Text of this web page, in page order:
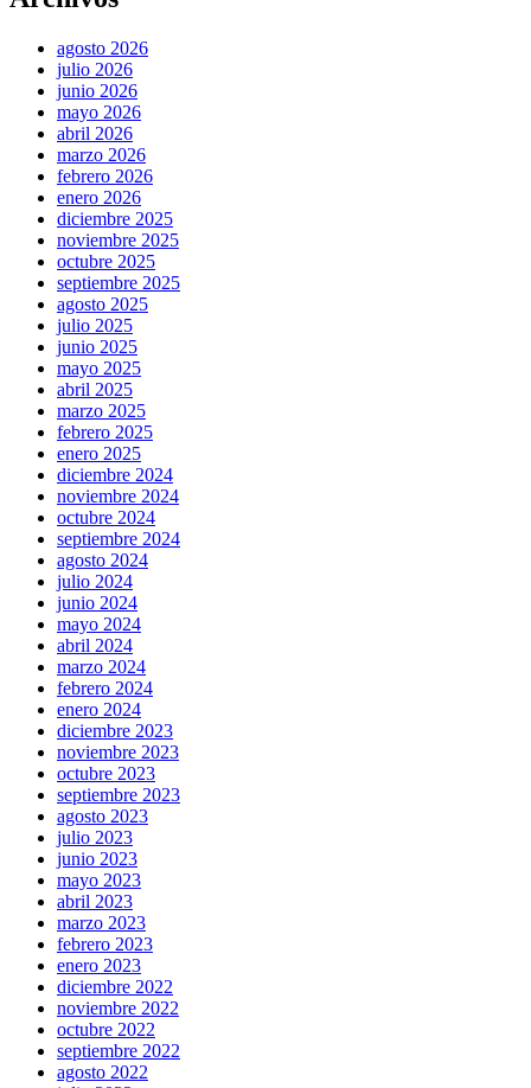
agosto 2026
julio 2026
junio 2026
mayo 2026
abril 2026
marzo 2026
febrero 2026
enero 2026
diciembre 2025
noviembre 2025
octubre 2025
septiembre 2025
agosto 2025
julio 2025
junio 2025
mayo 2025
abril 2025
marzo 2025
febrero 2025
enero 2025
diciembre 2024
noviembre 2024
octubre 2024
septiembre 2024
agosto 2024
julio 2024
junio 2024
mayo 2024
abril 2024
marzo 2024
febrero 2024
enero 2024
diciembre 2023
noviembre 2023
octubre 2023
septiembre 2023
agosto 2023
julio 2023
junio 2023
mayo 2023
abril 2023
marzo 2023
febrero 2023
enero 2023
diciembre 2022
noviembre 2022
octubre 2022
septiembre 2022
agosto 2022